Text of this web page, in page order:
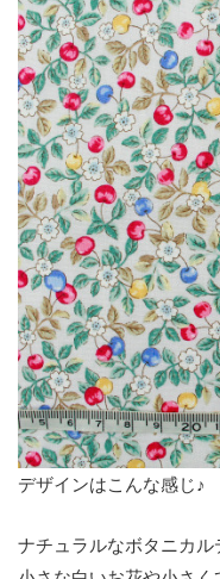
デザインはこんな感じ♪
ナチュラルなボタニカル